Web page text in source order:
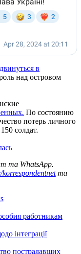
в
над островом
По состоянию
потерь личного
солдат.
та WhatsApp.
korrespondentnetта
работникам
інтеграції
пострадавших